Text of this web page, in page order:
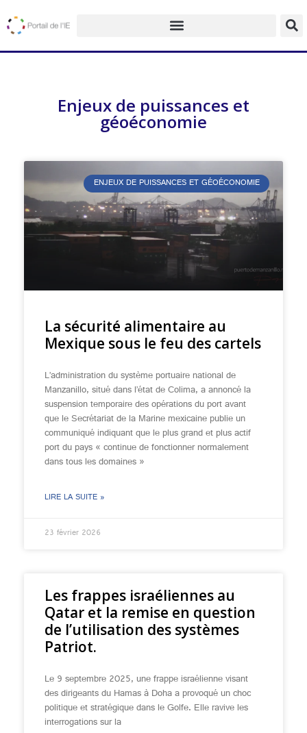
Enjeux de puissances et
géoéconomie
ENJEUX DE PUISSANCES ET GÉOÉCONOMIE
La sécurité alimentaire au
Mexique sous le feu des cartels
L’administration du système portuaire national de
Manzanillo, situé dans l’état de Colima, a annoncé la
suspension temporaire des opérations du port avant
que le Secrétariat de la Marine mexicaine publie un
communiqué indiquant que le plus grand et plus actif
port du pays « continue de fonctionner normalement
dans tous les domaines »
LIRE LA SUITE »
23 février 2026
Les frappes israéliennes au
Qatar et la remise en question
de l’utilisation des systèmes
Patriot.
Le 9 septembre 2025, une frappe israélienne visant
des dirigeants du Hamas à Doha a provoqué un choc
politique et stratégique dans le Golfe. Elle ravive les
interrogations sur la